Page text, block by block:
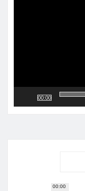
00:00
00:00